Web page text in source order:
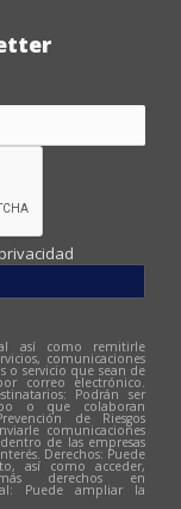
así como remitirle
comunicaciones
o servicio que sean de
correo electrónico.
Podrán ser
o que colaboran
de Riesgos
comunicaciones
de las empresas
Derechos: Puede
así como acceder,
derechos en
Puede ampliar la